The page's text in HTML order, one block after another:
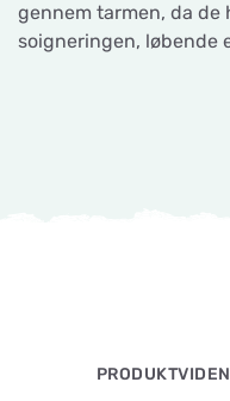
gennem tarmen, da de
soigneringen, løbende
PRODUKTVIDEN